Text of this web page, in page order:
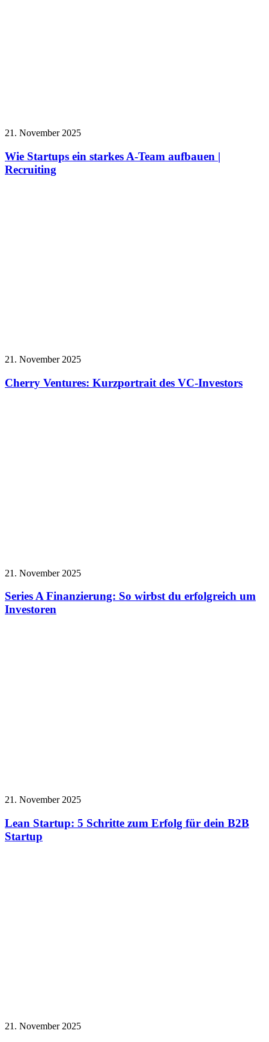
21. November 2025
Wie Startups ein starkes A-Team aufbauen |
Recruiting
21. November 2025
Cherry Ventures: Kurzportrait des VC-Investors
21. November 2025
Series A Finanzierung: So wirbst du erfolgreich um
Investoren
21. November 2025
Lean Startup: 5 Schritte zum Erfolg für dein B2B
Startup
21. November 2025